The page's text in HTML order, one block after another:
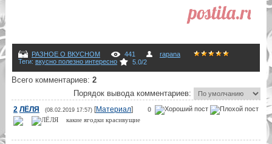
РАЗНОЕ О ВКУСНОМ 441
rapana
Теги: вкусно полезно интересно 5.0/2
Всего комментариев: 2
Порядок вывода комментариев:
0
2 ЛЁЛЯ (08.02.2019 17:57)[Материал]
какие ягодки красивущие